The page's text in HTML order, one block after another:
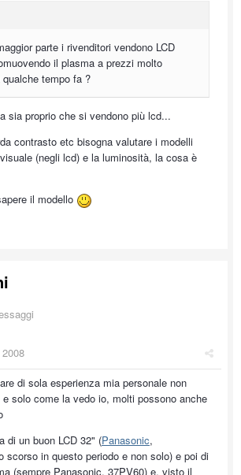
parte i rivenditori vendono LCD
il plasma a prezzi molto
tempo fa ?
sia proprio che si vendono più lcd...
contrasto etc bisogna valutare i modelli
(negli lcd) e la luminosità, la cosa è
il modello
di sola esperienza mia personale non
solo come la vedo io, molti possono anche
di un buon LCD 32" (Panasonic,
scorso in questo periodo e non solo) e poi di
(sempre Panasonic, 37PV60) e, visto il